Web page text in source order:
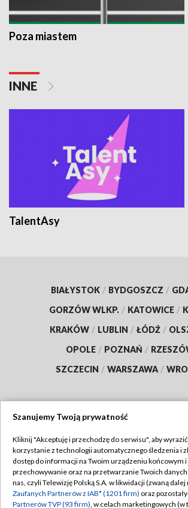
Poza miastem
INNE
TalentAsy
BIAŁYSTOK / BYDGOSZCZ /
GORZÓW WLKP. / KATOWICE /
KRAKÓW / LUBLIN / ŁÓDŹ /
OPOLE / POZNAŃ /
SZCZECIN / WARSZAWA /
TVP
Abonament TVP
Emisja w TVP
Regulamin TVP
Polityka prywatności
Szanujemy Twoją prywatność
Kliknij "Akceptuję i przechodzę do serwisu", aby
korzystanie z technologii automatycznego śledzenia i
dostęp do informacji na Twoim urządzeniu końcowym i
przechowywanie oraz na przetwarzanie Twoich
nas, czyli Telewizję Polską S.A. w likwidacji (zwaną dalej
Zaufanych Partnerów z IAB* (1201 firm) oraz
Partnerów TVP (93 firm), w celach marketingowych (w